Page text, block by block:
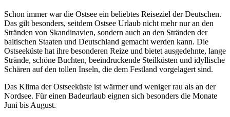
Schon immer war die Ostsee ein beliebtes Reiseziel der Deutschen.
Das gilt besonders, seitdem Ostsee Urlaub nicht mehr nur an den
Stränden von Skandinavien, sondern auch an den Stränden der
baltischen Staaten und Deutschland gemacht werden kann. Die
Ostseeküste hat ihre besonderen Reize und bietet ausgedehnte, lange
Strände, schöne Buchten, beeindruckende Steilküsten und idyllische
Schären auf den tollen Inseln, die dem Festland vorgelagert sind.
Das Klima der Ostseeküste ist wärmer und weniger rau als an der
Nordsee. Für einen Badeurlaub eignen sich besonders die Monate
Juni bis August.